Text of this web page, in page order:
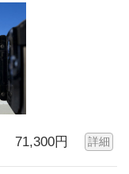
71,300円 詳細